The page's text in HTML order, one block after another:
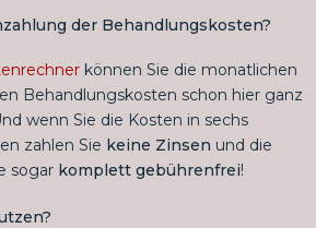
der Behandlungskosten?
können Sie die monatlichen
Behandlungskosten schon hier ganz
wenn Sie die Kosten in sechs
zahlen Sie keine Zinsen und die
sogar komplett gebührenfrei!